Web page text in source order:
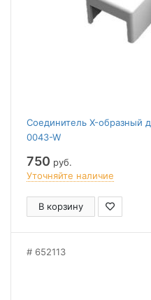
Соединитель X-образный
0043-W
750 руб.
Уточняйте наличие
В корзину
652113